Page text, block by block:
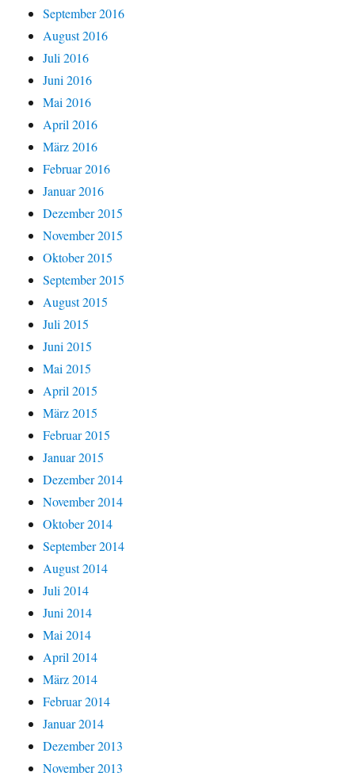
September 2016
August 2016
Juli 2016
Juni 2016
Mai 2016
April 2016
März 2016
Februar 2016
Januar 2016
Dezember 2015
November 2015
Oktober 2015
September 2015
August 2015
Juli 2015
Juni 2015
Mai 2015
April 2015
März 2015
Februar 2015
Januar 2015
Dezember 2014
November 2014
Oktober 2014
September 2014
August 2014
Juli 2014
Juni 2014
Mai 2014
April 2014
März 2014
Februar 2014
Januar 2014
Dezember 2013
November 2013